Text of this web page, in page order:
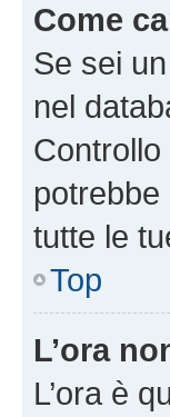
Come
Se sei
nel
tutte le
Top
L’ora
L’ora è